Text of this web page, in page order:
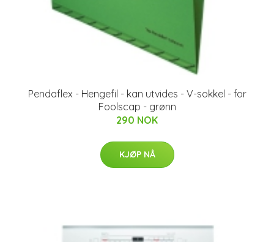
Pendaflex - Hengefil - kan utvides - V-sokkel - for
Foolscap - grønn
290 NOK
KJØP NÅ